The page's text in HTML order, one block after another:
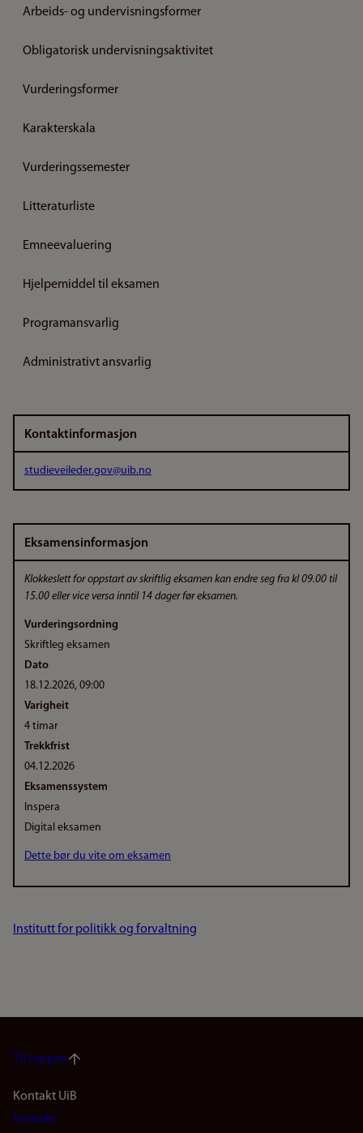
Arbeids- og undervisningsformer
Obligatorisk undervisningsaktivitet
Vurderingsformer
Karakterskala
Vurderingssemester
Litteraturliste
Emneevaluering
Hjelpemiddel til eksamen
Programansvarlig
Administrativt ansvarlig
Kontaktinformasjon
studieveileder.gov@uib.no
Eksamensinformasjon
Klokkeslett for oppstart av skriftlig eksamen kan endre seg fra kl 09.00 til
15.00 eller vice versa inntil 14 dager før eksamen.
Vurderingsordning
Skriftleg eksamen
Dato
18.12.2026, 09:00
Varigheit
4 timar
Trekkfrist
04.12.2026
Eksamenssystem
Inspera
Digital eksamen
Dette bør du vite om eksamen
Institutt for politikk og forvaltning
Til toppen
Footer
Kontakt UiB
Kontakt